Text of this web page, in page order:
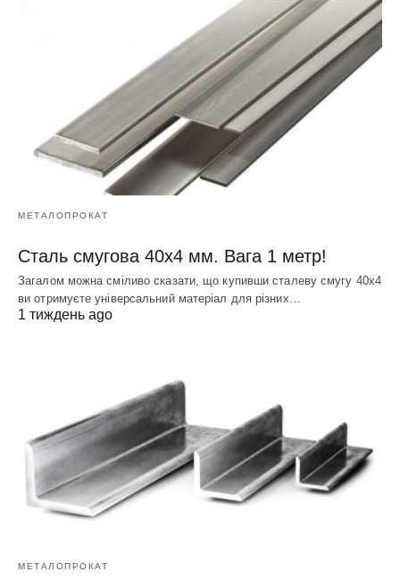
МЕТАЛОПРОКАТ
Сталь смугова 40х4 мм. Вага 1 метр!
Загалом можна сміливо сказати, що купивши сталеву смугу 40х4
ви отримуєте універсальний матеріал для різних…
1 тиждень ago
МЕТАЛОПРОКАТ